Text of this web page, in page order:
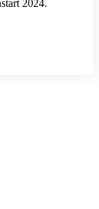
2024.